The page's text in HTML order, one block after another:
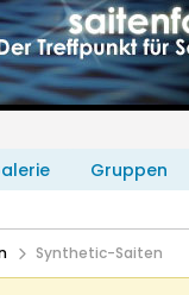
Gruppen
Synthetic-Saiten